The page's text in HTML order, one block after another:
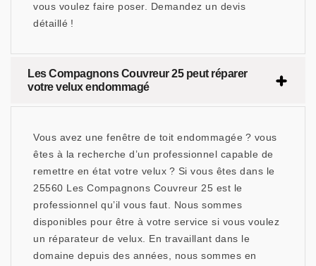
vous voulez faire poser. Demandez un devis
détaillé !
Les Compagnons Couvreur 25 peut réparer
votre velux endommagé
Vous avez une fenêtre de toit endommagée ? vous
êtes à la recherche d’un professionnel capable de
remettre en état votre velux ? Si vous êtes dans le
25560 Les Compagnons Couvreur 25 est le
professionnel qu’il vous faut. Nous sommes
disponibles pour être à votre service si vous voulez
un réparateur de velux. En travaillant dans le
domaine depuis des années, nous sommes en